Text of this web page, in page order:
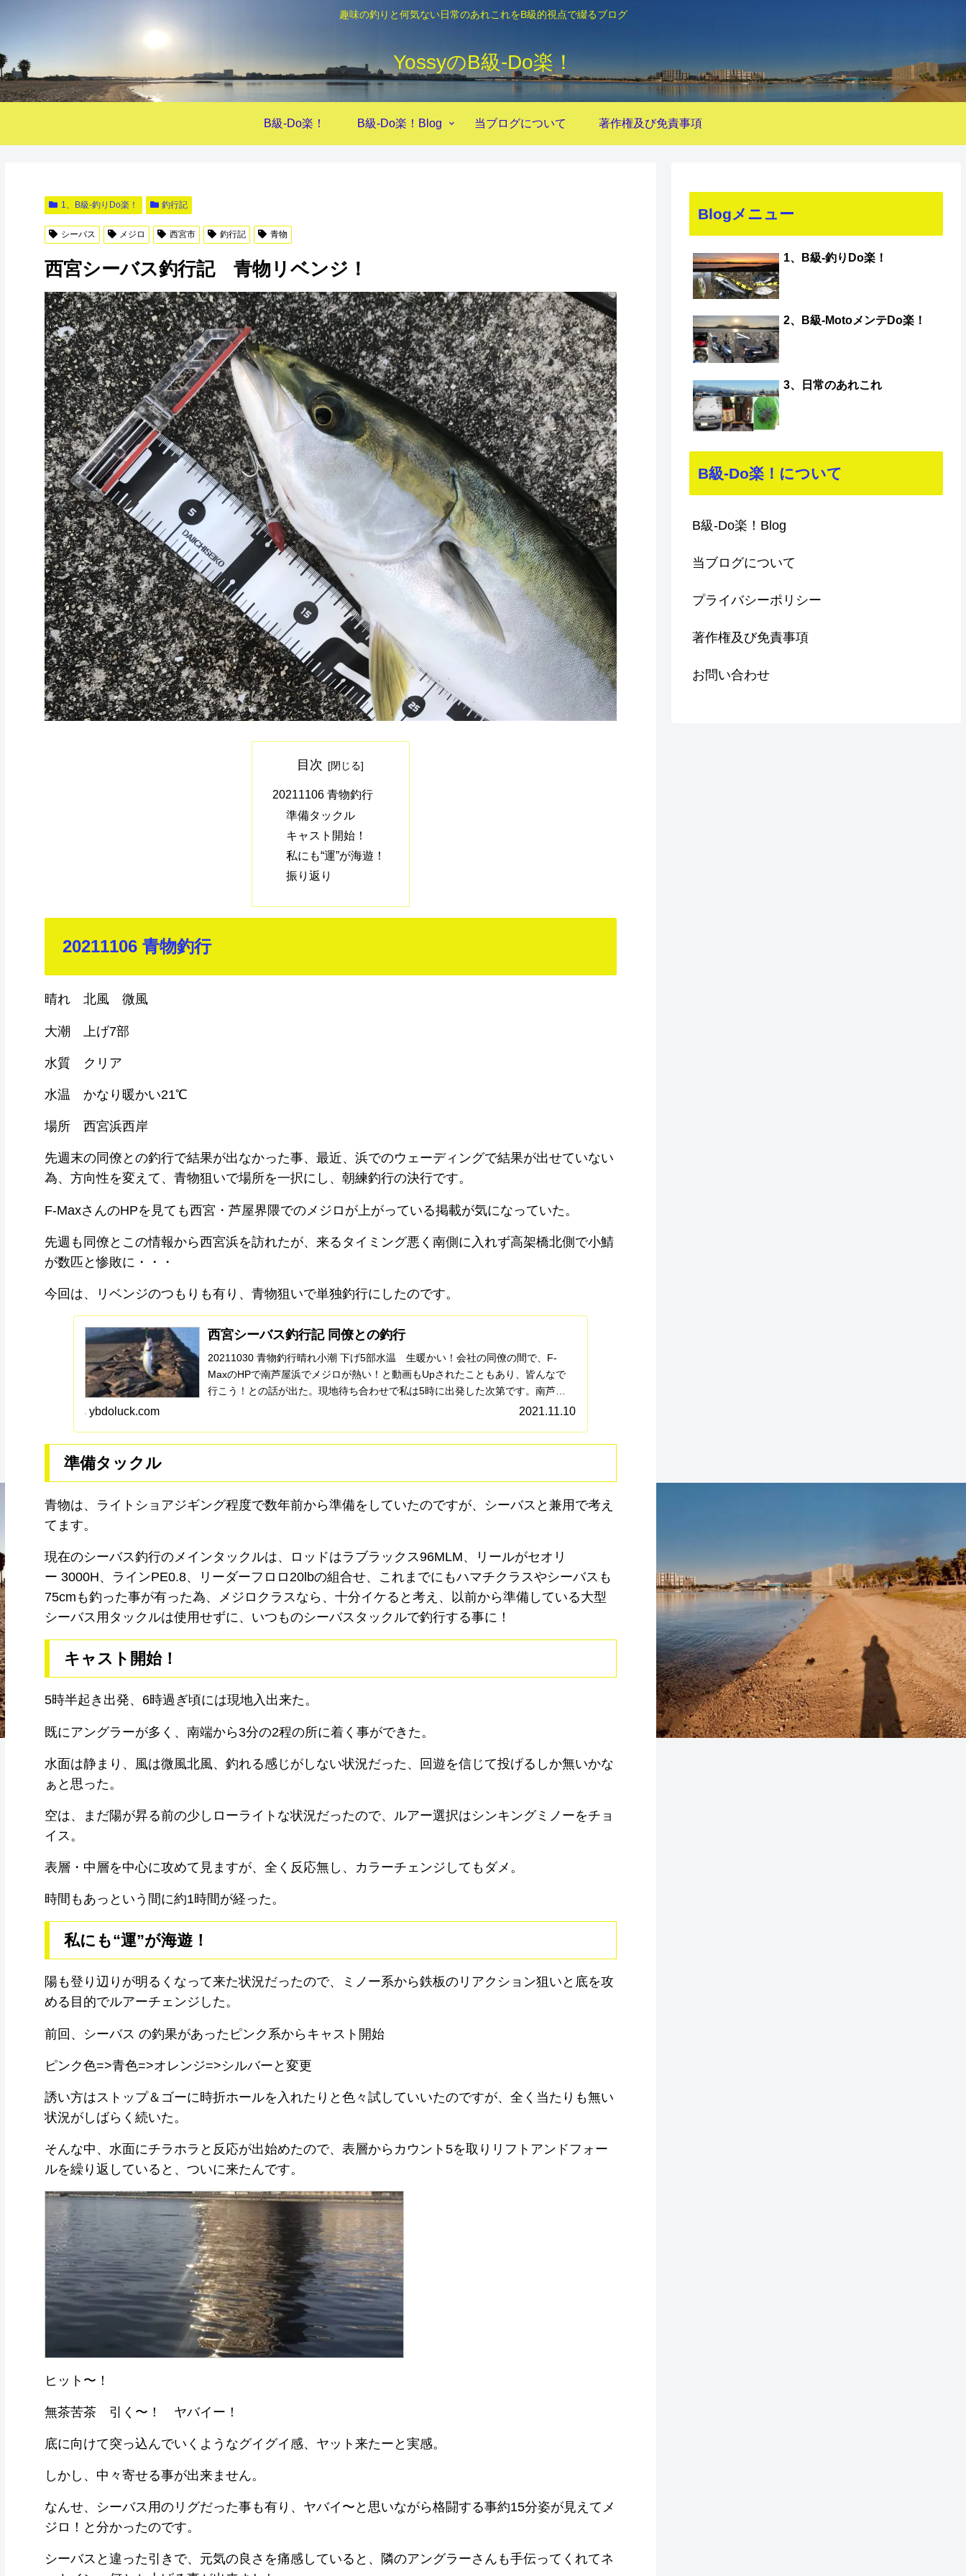
趣味の釣りと何気ない日常のあれこれをB級的視点で綴るブログ
YossyのB級‐Do楽！
B級-Do楽！ B級-Do楽！Blog 当ブログについて 著作権及び免責事項
1、B級-釣りDo楽！ 釣行記
シーバス メジロ 西宮市 釣行記 青物
西宮シーバス釣行記 青物リベンジ！
目次
20211106 青物釣行
準備タックル
キャスト開始！
私にも“運”が海遊！
振り返り
20211106 青物釣行
晴れ 北風 微風
大潮 上げ7部
水質 クリア
水温 かなり暖かい21℃
場所 西宮浜西岸
先週末の同僚との釣行で結果が出なかった事、最近、浜でのウェーディングで結果が出せていない
為、方向性を変えて、青物狙いで場所を一択にし、朝練釣行の決行です。
F-MaxさんのHPを見ても西宮・芦屋界隈でのメジロが上がっている掲載が気になっていた。
先週も同僚とこの情報から西宮浜を訪れたが、来るタイミング悪く南側に入れず高架橋北側で小鯖
が数匹と惨敗に・・・
今回は、リベンジのつもりも有り、青物狙いで単独釣行にしたのです。
西宮シーバス釣行記 同僚との釣行
20211030 青物釣行晴れ小潮 下げ5部水温 生暖かい！会社の同僚の間で、F-
MaxのHPで南芦屋浜でメジロが熱い！と動画もUpされたこともあり、皆んなで
行こう！との話が出た。現地待ち合わせで私は5時に出発した次第です。南芦屋
ybdoluck.com 2021.11.10
準備タックル
青物は、ライトショアジギング程度で数年前から準備をしていたのですが、シーバスと兼用で考え
てます。
現在のシーバス釣行のメインタックルは、ロッドはラブラックス96MLM、リールがセオリ
ー 3000H、ラインPE0.8、リーダーフロロ20lbの組合せ、これまでにもハマチクラスやシーバスも
75cmも釣った事が有った為、メジロクラスなら、十分イケると考え、以前から準備している大型
シーバス用タックルは使用せずに、いつものシーバスタックルで釣行する事に！
キャスト開始！
5時半起き出発、6時過ぎ頃には現地入出来た。
既にアングラーが多く、南端から3分の2程の所に着く事ができた。
水面は静まり、風は微風北風、釣れる感じがしない状況だった、回遊を信じて投げるしか無いかな
ぁと思った。
空は、まだ陽が昇る前の少しローライトな状況だったので、ルアー選択はシンキングミノーをチョ
イス。
表層・中層を中心に攻めて見ますが、全く反応無し、カラーチェンジしてもダメ。
時間もあっという間に約1時間が経った。
私にも“運”が海遊！
陽も登り辺りが明るくなって来た状況だったので、ミノー系から鉄板のリアクション狙いと底を攻
める目的でルアーチェンジした。
前回、シーバス の釣果があったピンク系からキャスト開始
ピンク色=>青色=>オレンジ=>シルバーと変更
誘い方はストップ＆ゴーに時折ホールを入れたりと色々試していいたのですが、全く当たりも無い
状況がしばらく続いた。
そんな中、水面にチラホラと反応が出始めたので、表層からカウント5を取りリフトアンドフォー
ルを繰り返していると、ついに来たんです。
ヒット〜！
無茶苦茶 引く〜！ ヤバイー！
底に向けて突っ込んでいくようなグイグイ感、ヤット来たーと実感。
しかし、中々寄せる事が出来ません。
なんせ、シーバス用のリグだった事も有り、ヤバイ〜と思いながら格闘する事約15分姿が見えてメ
ジロ！と分かったのです。
シーバスと違った引きで、元気の良さを痛感していると、隣のアングラーさんも手伝ってくれてネ
Blogメニュー
1、B級-釣りDo楽！
2、B級-MotoメンテDo楽！
3、日常のあれこれ
B級-Do楽！について
B級-Do楽！Blog
当ブログについて
プライバシーポリシー
著作権及び免責事項
お問い合わせ